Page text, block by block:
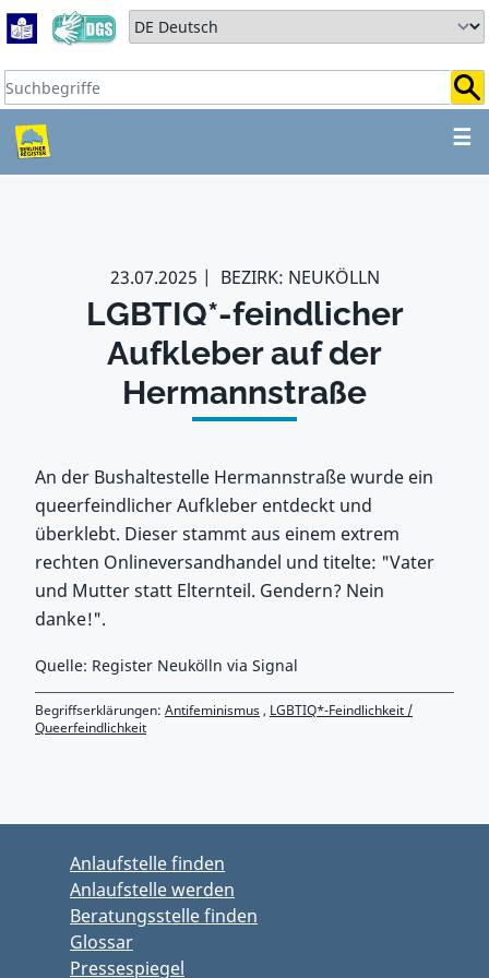
Zum Hauptbereich springen
Zum Hauptmenü springen
Sprache auswählen:
Suchbegriffe:
☰
ZUM HAUPTBEREICH
23.07.2025 BEZIRK: NEUKÖLLN
LGBTIQ*-feindlicher
Aufkleber auf der
Hermannstraße
An der Bushaltestelle Hermannstraße wurde ein
queerfeindlicher Aufkleber entdeckt und
überklebt. Dieser stammt aus einem extrem
rechten Onlineversandhandel und titelte: "Vater
und Mutter statt Elternteil. Gendern? Nein
danke!".
Quelle: Register Neukölln via Signal
Begriffserklärungen: Antifeminismus, LGBTIQ*-Feindlichkeit /
Queerfeindlichkeit
Anlaufstelle finden
Anlaufstelle werden
Beratungsstelle finden
Glossar
Pressespiegel